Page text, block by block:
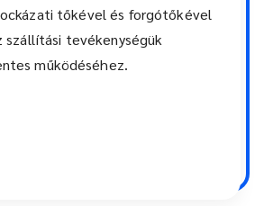
tőkével és forgótőkével
szállítási tevékenységük
működéséhez.